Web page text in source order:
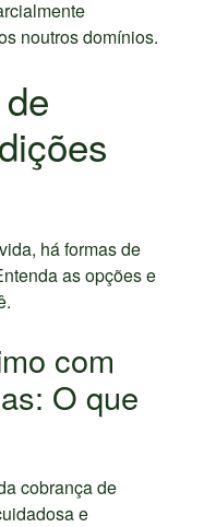
noutros domínios.
há formas de
as opções e
com
O que
cobrança de
e